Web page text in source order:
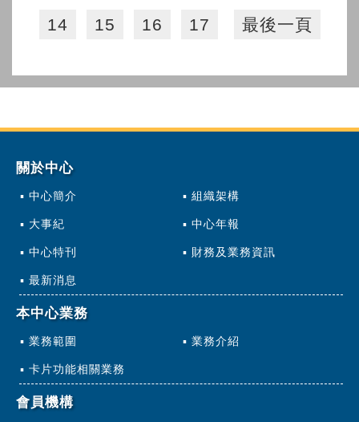
14 15 16 17 最後一頁
關於中心
中心簡介 組織架構
大事紀 中心年報
中心特刊 財務及業務資訊
最新消息
本中心業務
業務範圍 業務介紹
卡片功能相關業務
會員機構